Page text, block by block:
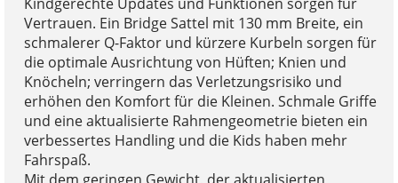
Vertrauen. Ein Bridge Sattel mit 130 mm Breite, ein
schmalerer Q-Faktor und kürzere Kurbeln sorgen für
die optimale Ausrichtung von Hüften; Knien und
Knöcheln; verringern das Verletzungsrisiko und
erhöhen den Komfort für die Kleinen. Schmale Griffe
und eine aktualisierte Rahmengeometrie bieten ein
verbessertes Handling und die Kids haben mehr
Fahrspaß.